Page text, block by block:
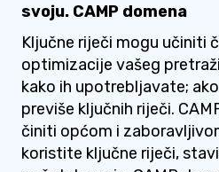
svoju. CAMP domena
Ključne riječi mogu učiniti
optimizacije vašeg
kako ih upotrebljavate;
previše ključnih riječi.
činiti općom i
koristite ključne riječi,